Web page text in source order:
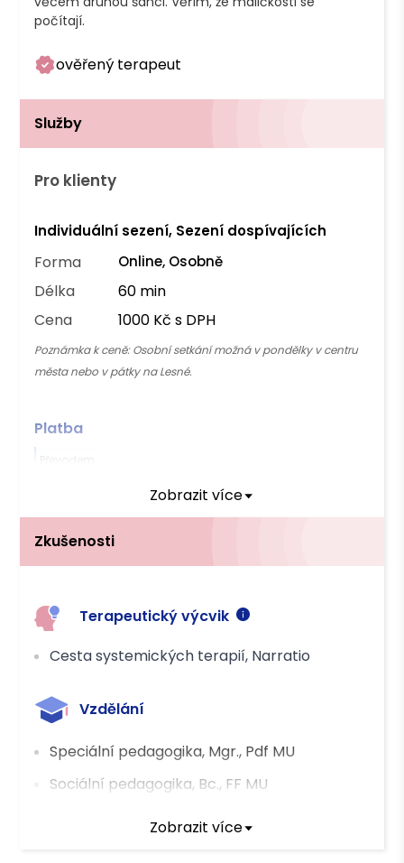
počítají.
ověřený terapeut
Služby
Pro klienty
Individuální sezení, Sezení dospívajících
Forma Online, Osobně
Délka
60 min
Cena
1000 Kč s DPH
Poznámka k ceně:Osobní setkání možná v pondělky v centru
města nebo v pátky na Lesné.
Platba
Převodem
Zobrazit více
Zkušenosti
Terapeutický výcvik
Cesta systemických terapií, Narratio
Vzdělání
Speciální pedagogika, Mgr., Pdf MU
Sociální pedagogika, Bc., FF MU
Zobrazit více